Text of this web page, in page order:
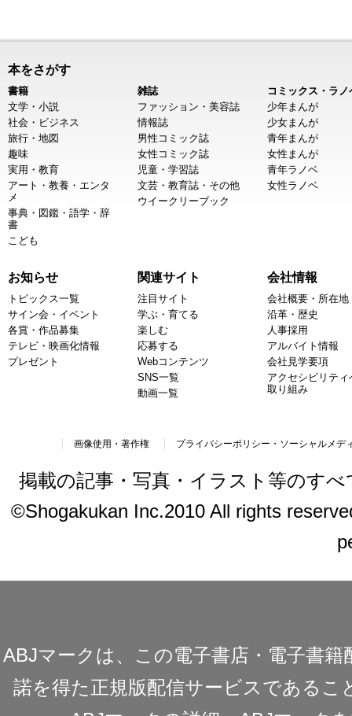
本をさがす
書籍
文学・小説
社会・ビジネス
旅行・地図
趣味
実用・教育
アート・教養・エンタ
メ
事典・図鑑・語学・辞
書
こども
雑誌
ファッション・美容誌
情報誌
男性コミック誌
女性コミック誌
児童・学習誌
文芸・教育誌・その他
ウイークリーブック
コミックス・ラノ
少年まんが
少女まんが
青年まんが
女性まんが
青年ラノベ
女性ラノベ
お知らせ
トピックス一覧
サイン会・イベント
各賞・作品募集
テレビ・映画化情報
プレゼント
関連サイト
注目サイト
学ぶ・育てる
楽しむ
応募する
Webコンテンツ
SNS一覧
動画一覧
会社情報
会社概要・所在地
沿革・歴史
人事採用
アルバイト情報
会社見学要項
アクセシビリティ
取り組み
画像使用・著作権 プライバシーポリシー・ソーシャルメデ
掲載の記事・写真・イラスト等のす
©Shogakukan Inc.2010 All rights
ABJマークは、この電子書店・電子書
諾を得た正規版配信サービスであるこ